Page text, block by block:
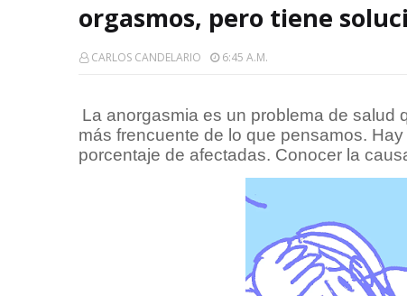
orgasmos, pero tiene
CARLOS CANDELARIO 6:45 A.m.
La anorgasmia es un problema de salud
más frencuente de lo que pensamos.
porcentaje de afectadas. Conocer la